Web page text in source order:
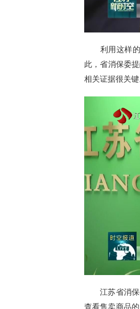
利用这样的
此，省消保委
相关证据很关键
江苏省消保委
查看售卖商品